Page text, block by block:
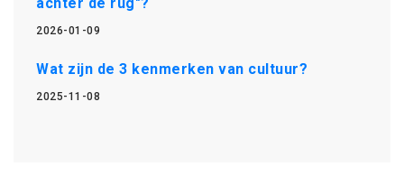
2026-01-09
Wat zijn de 3 kenmerken van cultuur?
2025-11-08